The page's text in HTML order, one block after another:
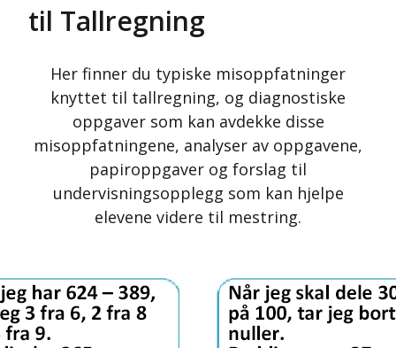
til Tallregning
Her finner du typiske misoppfatninger
knyttet til tallregning, og diagnostiske
oppgaver som kan avdekke disse
misoppfatningene, analyser av oppgavene,
papiroppgaver og forslag til
undervisningsopplegg som kan hjelpe
elevene videre til mestring.